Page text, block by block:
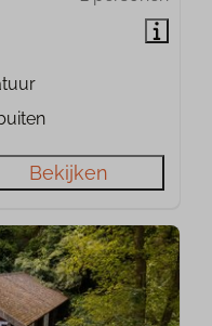
Bekijken